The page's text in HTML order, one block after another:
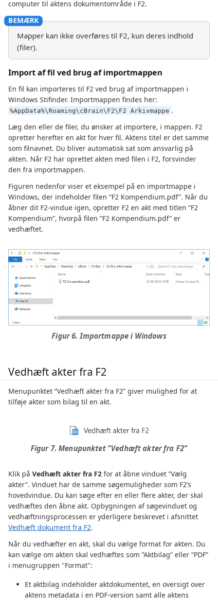
computer til aktens dokumentområde i F2.
Mapper kan ikke overføres til F2, kun deres indhold
(filer).
Import af fil ved brug af importmappen
En fil kan importeres til F2 ved brug af importmappen i
Windows Stifinder. Importmappen findes her:
%AppData%\Roaming\cBrain\F2\F2 Arkivmappe .
Læg den eller de filer, du ønsker at importere, i mappen. F2
opretter herefter en akt for hver fil. Aktens titel er det samme
som filnavnet. Du bliver automatisk sat som ansvarlig på
akten. Når F2 har oprettet akten med filen i F2, forsvinder
den fra importmappen.
Figuren nedenfor viser et eksempel på en importmappe i
Windows, der indeholder filen ”F2 Kompendium.pdf”. Når du
åbner dit F2-vindue igen, opretter F2 en akt med titlen ”F2
Kompendium”, hvorpå filen ”F2 Kompendium.pdf” er
vedhæftet.
Figur 6. Importmappe i Windows
Vedhæft akter fra F2
Menupunktet ”Vedhæft akter fra F2” giver mulighed for at
tilføje akter som bilag til en akt.
Figur 7. Menupunktet ”Vedhæft akter fra F2”
Klik på Vedhæft akter fra F2 for at åbne vinduet ”Vælg
akter”. Vinduet har de samme søgemuligheder som F2’s
hovedvindue. Du kan søge efter en eller flere akter, der skal
vedhæftes den åbne akt. Opbygningen af søgevinduet og
vedhæftningsprocessen er yderligere beskrevet i afsnittet
Vedhæft dokument fra F2.
Når du vedhæfter en akt, skal du vælge format for akten. Du
kan vælge om akten skal vedhæftes som ”Aktbilag” eller ”PDF”
i menugruppen "Format":
Et aktbilag indeholder aktdokumentet, en oversigt over
aktens metadata i en PDF-version samt alle aktens